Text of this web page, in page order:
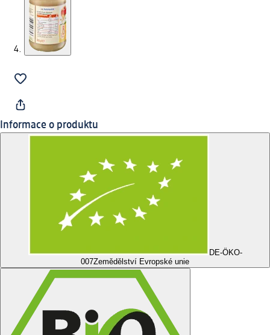
Informace o produktu
DE-ÖKO-
007Zemědělství Evropské unie